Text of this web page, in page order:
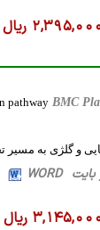
ریال
pathway BMC
و گلژی به مسیر
ریال